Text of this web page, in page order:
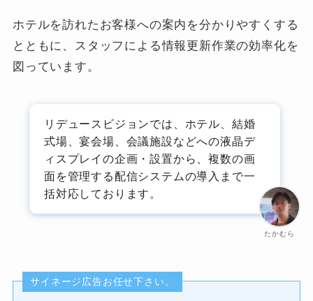
ホテルを訪れたお客様への案内を分かりやすくする
とともに、スタッフによる情報更新作業の効率化を
図っています。
たかむら
リデュースビジョンでは、ホテル、結婚
式場、宴会場、会議施設などへの液晶デ
ィスプレイの企画・設置から、複数の画
面を管理する配信システムの導入まで一
括対応しております。
サイネージ広告お任せ下さい。